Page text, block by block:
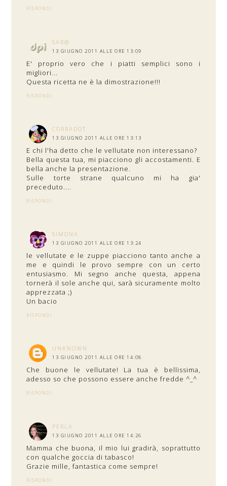
RISPONDI
SAR@
13 GIUGNO 2011 ALLE ORE 13:09
E' proprio vero che i piatti semplici sono i
migliori...
Questa ricetta ne è la dimostrazione!!!
RISPONDI
CORRADOT
13 GIUGNO 2011 ALLE ORE 13:13
E chi l'ha detto che le vellutate non interessano?
Bella questa tua, mi piacciono gli accostamenti. E
bella anche la presentazione.
Sulle torte strane qualcuno mi ha gia'
preceduto....
RISPONDI
SIMONA
13 GIUGNO 2011 ALLE ORE 13:24
le vellutate e le zuppe piacciono tanto anche a
me e quindi le provo sempre con un certo
entusiasmo. Mi segno anche questa, appena
tornerà il sole anche qui, sarà sicuramente molto
apprezzata ;)
Un bacio
RISPONDI
UNKNOWN
13 GIUGNO 2011 ALLE ORE 14:08
Che buone le vellutate! La tua è bellissima,
adesso so che possono essere anche fredde ^_^
RISPONDI
PERLA
13 GIUGNO 2011 ALLE ORE 14:26
Mamma che buona, il mio lui gradirà, soprattutto
con qualche goccia di tabasco!
Grazie mille, fantastica come sempre!
RISPONDI